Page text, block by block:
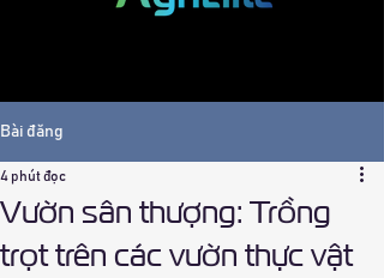
Bài đăng
Vườn sân thượng: Trồng
trọt trên các vườn thực vật
4 phút đọc